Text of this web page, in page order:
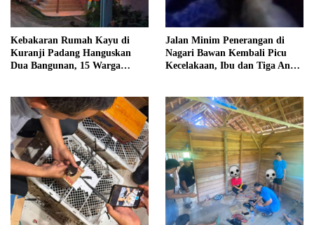
Kebakaran Rumah Kayu di
Kuranji Padang Hanguskan
Dua Bangunan, 15 Warga
Jalan Minim Penerangan di
Nagari Bawan Kembali Picu
Kecelakaan, Ibu dan Tiga Anak